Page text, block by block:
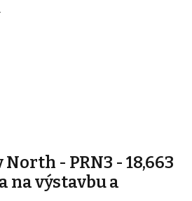
- PRN3 - 18,663
na výstavbu a